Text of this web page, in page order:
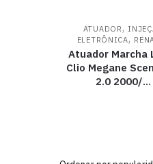
ATUADOR,
ELETRÔNICA,
Atuador Marcha
Clio Megane
2.0 2000/…